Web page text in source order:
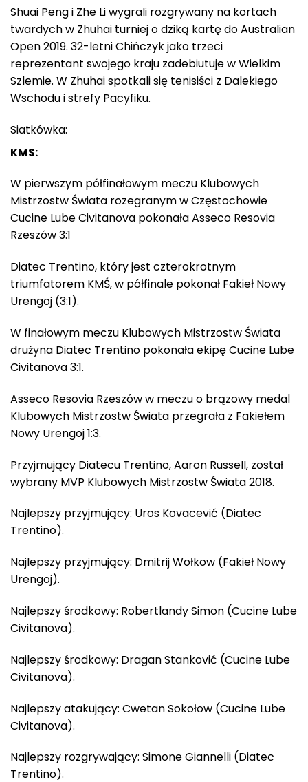
Shuai Peng i Zhe Li wygrali rozgrywany na kortach
twardych w Zhuhai turniej o dziką kartę do Australian
Open 2019. 32-letni Chińczyk jako trzeci
reprezentant swojego kraju zadebiutuje w Wielkim
Szlemie. W Zhuhai spotkali się tenisiści z Dalekiego
Wschodu i strefy Pacyfiku.
Siatkówka:
KMS:
W pierwszym półfinałowym meczu Klubowych
Mistrzostw Świata rozegranym w Częstochowie
Cucine Lube Civitanova pokonała Asseco Resovia
Rzeszów 3:1
Diatec Trentino, który jest czterokrotnym
triumfatorem KMŚ, w półfinale pokonał Fakieł Nowy
Urengoj (3:1).
W finałowym meczu Klubowych Mistrzostw Świata
drużyna Diatec Trentino pokonała ekipę Cucine Lube
Civitanova 3:1.
Asseco Resovia Rzeszów w meczu o brązowy medal
Klubowych Mistrzostw Świata przegrała z Fakiełem
Nowy Urengoj 1:3.
Przyjmujący Diatecu Trentino, Aaron Russell, został
wybrany MVP Klubowych Mistrzostw Świata 2018.
Najlepszy przyjmujący: Uros Kovacević (Diatec
Trentino).
Najlepszy przyjmujący: Dmitrij Wołkow (Fakieł Nowy
Urengoj).
Najlepszy środkowy: Robertlandy Simon (Cucine Lube
Civitanova).
Najlepszy środkowy: Dragan Stanković (Cucine Lube
Civitanova).
Najlepszy atakujący: Cwetan Sokołow (Cucine Lube
Civitanova).
Najlepszy rozgrywający: Simone Giannelli (Diatec
Trentino).